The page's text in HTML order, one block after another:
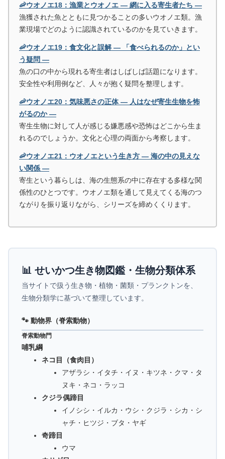
🦐ウオノエ18：漁業とウオノエ ― 網に入る寄生者たち ―
漁獲された魚とともに見つかることの多いウオノエ類。漁
業現場でどのように認識されているのかを見ていきます。
🦐ウオノエ19：食文化と誤解 ― 「食べられるのか」とい
う疑問 ―
魚の口の中から現れる寄生者はしばしば話題になります。
安全性や利用例など、人々が抱く疑問を整理します。
🦐ウオノエ20：気味悪さの正体 ― 人はなぜ寄生生物を怖
がるのか ―
寄生生物に対して人が感じる嫌悪感や恐怖はどこから生ま
れるのでしょうか。文化と心理の両面から考察します。
🦐ウオノエ21：ウオノエという生き方 ― 海の中の見えな
い関係 ―
寄生という暮らしは、海の生態系の中に存在する多様な関
係性のひとつです。ウオノエ類を通して見えてくる海のつ
ながりを振り返りながら、シリーズを締めくくります。
📊 せいかつ生き物図鑑・生物分類体系
当サイトで扱う生き物・植物・菌類・プランクトンを、
生物分類学に基づいて整理しています。
🐾 動物界（脊索動物）
脊索動物門
哺乳綱
ネコ目（食肉目）
アザラシ・イタチ・イヌ・キツネ・クマ・タ
ヌキ・ネコ・ラッコ
クジラ偶蹄目
イノシシ・イルカ・ウシ・クジラ・シカ・シ
ャチ・ヒツジ・ブタ・ヤギ
奇蹄目
ウマ